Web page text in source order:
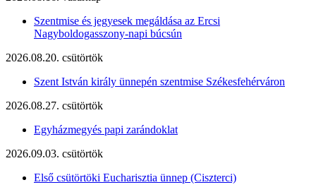
Szentmise és jegyesek megáldása az Ercsi
Nagyboldogasszony-napi búcsún
2026.08.20. csütörtök
Szent István király ünnepén szentmise Székesfehérváron
2026.08.27. csütörtök
Egyházmegyés papi zarándoklat
2026.09.03. csütörtök
Első csütörtöki Eucharisztia ünnep (Ciszterci)